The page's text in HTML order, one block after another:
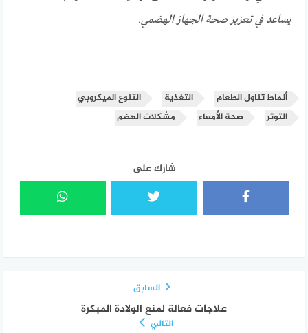
يساعد في تعزيز صحة الجهاز الهضمي.
أنماط تناول الطعام التغذية
التنوع الميكروبي
التوتر
صحة الأمعاء مشكلات الهضم
شارك على
السابق
علاجات فعالة لمنع الولادة المبكرة
التالي